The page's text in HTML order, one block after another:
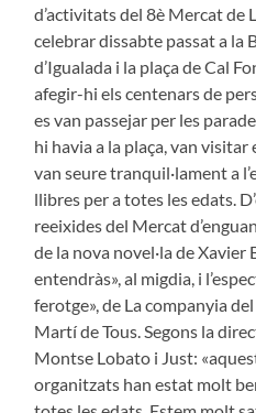
d’activitats del 8è Mercat de
celebrar dissabte passat a la
d’Igualada i la plaça de Cal
afegir-hi els centenars de
es van passejar per les
hi havia a la plaça, van
van seure tranquil·lament a
llibres per a totes les edats.
reeixides del Mercat
de la nova novel·la de Xavier
entendràs», al migdia, i
ferotge», de La companyia
Martí de Tous. Segons la
Montse Lobato i Just:
organitzats han estat molt